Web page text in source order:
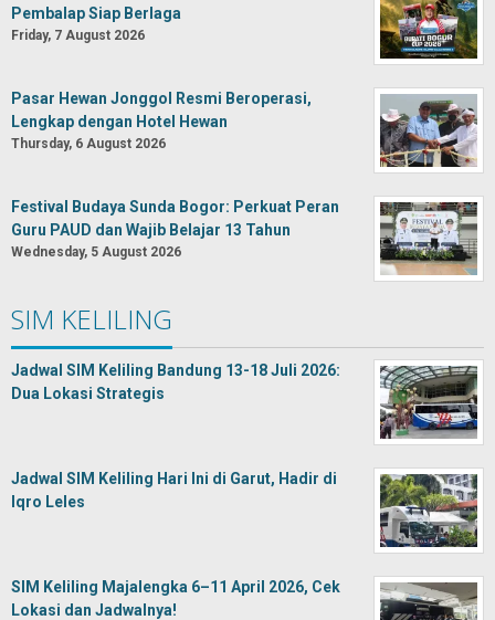
Pembalap Siap Berlaga
Friday, 7 August 2026
Pasar Hewan Jonggol Resmi Beroperasi,
Lengkap dengan Hotel Hewan
Thursday, 6 August 2026
Festival Budaya Sunda Bogor: Perkuat Peran
Guru PAUD dan Wajib Belajar 13 Tahun
Wednesday, 5 August 2026
SIM KELILING
Jadwal SIM Keliling Bandung 13-18 Juli 2026:
Dua Lokasi Strategis
Jadwal SIM Keliling Hari Ini di Garut, Hadir di
Iqro Leles
SIM Keliling Majalengka 6–11 April 2026, Cek
Lokasi dan Jadwalnya!